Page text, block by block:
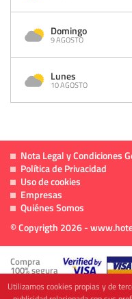
Domingo
9 AGOSTO
Lunes
10 AGOSTO
Nota Legal y Condiciones
Política de Privacidad
Uso de cookies
Empresas
Quiénes Somos
© Copyrigth 2026 -
Compra
100% segura
Utilizamos cookies propias y de